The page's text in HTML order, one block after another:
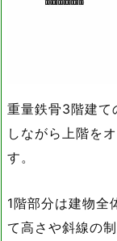
重量鉄骨3階建て
しながら上階を
す。
1階部分は建物全
て高さや斜線の制